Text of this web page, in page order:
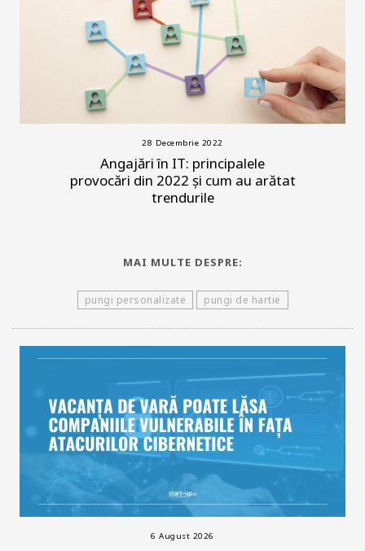
28 Decembrie 2022
Angajări în IT: principalele
provocări din 2022 și cum au arătat
trendurile
MAI MULTE DESPRE:
pungi personalizate pungi de hartie
6 August 2026